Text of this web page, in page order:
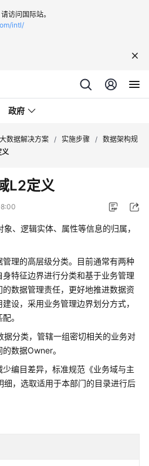
访问国际站。
intl/
政府
数据解决方案 / 实施步骤 / 数据架构规
义
L2定义
、逻辑实体、属性等信息的归属，
理的高层级分类。目前通常有两种
特征边界进行分类和基于业务管理
数据管理责任，更好地推进数据资
设，采用业务管理边界划分方式，
。
据分类，管辖一组密切相关的业务对
数据Owner。
编目差异，标准规范《业务域与主
细，选取适用于本部门的目录进行后